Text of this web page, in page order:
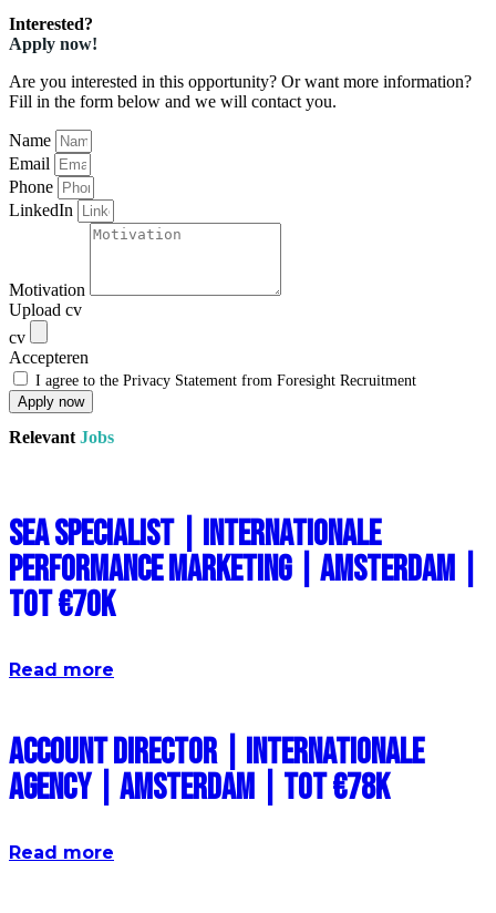
Interested?
Apply now!
Are you interested in this opportunity? Or want more information?
Fill in the form below and we will contact you.
Name
Email
Phone
LinkedIn
Motivation
Upload cv
cv
Accepteren
I agree to the Privacy Statement from Foresight Recruitment
Apply now
Relevant Jobs
SEA Specialist | Internationale
Performance Marketing | Amsterdam |
Tot €70k
Read more
Account Director | Internationale
Agency | Amsterdam | Tot €78k
Read more